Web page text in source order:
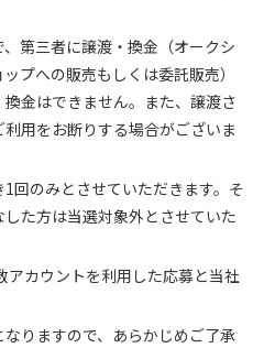
第三者に譲渡・換金（オークシ
プへの販売もしくは委託販売）
金はできません。また、譲渡さ
用をお断りする場合がございま
回のみとさせていただきます。そ
た方は当選対象外とさせていた
アカウントを利用した応募と当社
りますので、あらかじめご了承